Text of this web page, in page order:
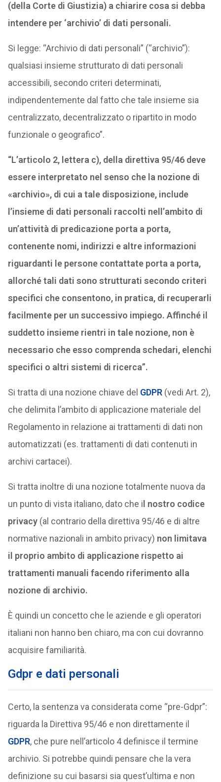
(della Corte di Giustizia) a chiarire cosa si debba
intendere per ‘archivio’ di dati personali.
Si legge: “Archivio di dati personali” (“archivio”):
qualsiasi insieme strutturato di dati personali
accessibili, secondo criteri determinati,
indipendentemente dal fatto che tale insieme sia
centralizzato, decentralizzato o ripartito in modo
funzionale o geografico”.
“L’articolo 2, lettera c), della direttiva 95/46 deve
essere interpretato nel senso che la nozione di
«archivio», di cui a tale disposizione, include
l’insieme di dati personali raccolti nell’ambito di
un’attività di predicazione porta a porta,
contenente nomi, indirizzi e altre informazioni
riguardanti le persone contattate porta a porta,
allorché tali dati sono strutturati secondo criteri
specifici che consentono, in pratica, di recuperarli
facilmente per un successivo impiego. Affinché il
suddetto insieme rientri in tale nozione, non è
necessario che esso comprenda schedari, elenchi
specifici o altri sistemi di ricerca”.
Si tratta di una nozione chiave del GDPR (vedi Art. 2),
che delimita l’ambito di applicazione materiale del
Regolamento in relazione ai trattamenti di dati non
automatizzati (es. trattamenti di dati contenuti in
archivi cartacei).
Si tratta inoltre di una nozione totalmente nuova da
un punto di vista italiano, dato che i l nostro codice
privacy(al contrario della direttiva 95/46 e di altre
normative nazionali in ambito privacy) non limitava
il proprio ambito di applicazione rispetto ai
trattamenti manuali facendo riferimento alla
nozione di archivio.
È quindi un concetto che le aziende e gli operatori
italiani non hanno ben chiaro, ma con cui dovranno
acquisire familiarità.
Gdpr e dati personali
Certo, la sentenza va considerata come “pre-Gdpr”:
riguarda la Direttiva 95/46 e non direttamente il
GDPR, che pure nell’articolo 4 definisce il termine
archivio. Si potrebbe quindi pensare che la vera
definizione su cui basarsi sia quest’ultima e non